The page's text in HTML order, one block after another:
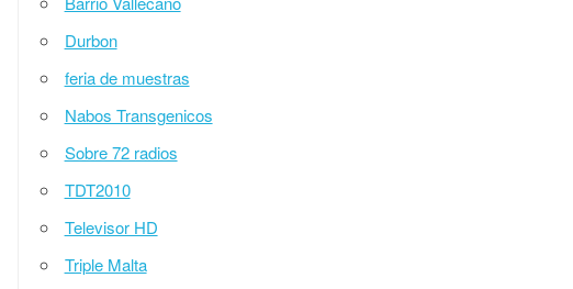
Durbon
feria de muestras
Nabos Transgenicos
Sobre 72 radios
TDT2010
Televisor HD
Triple Malta